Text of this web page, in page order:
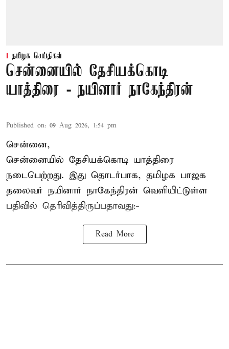
தமிழக செய்திகள்
சென்னையில் தேசியக்கொடி
யாத்திரை - நயினார் நாகேந்திரன்
Published on: 09 Aug 2026, 1:54 pm
சென்னை,
சென்னையில் தேசியக்கொடி யாத்திரை
நடைபெற்றது. இது தொடர்பாக, தமிழக பாஜக
தலைவர் நயினார் நாகேந்திரன் வெளியிட்டுள்ள
பதிவில் தெரிவித்திருப்பதாவது:-
Read More